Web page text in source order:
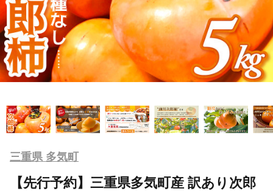
三重県 多気町
【先行予約】三重県多気町産 訳あり次郎